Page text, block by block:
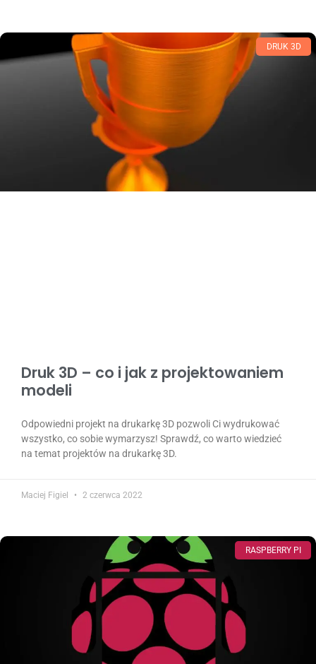
DRUK 3D
Druk 3D – co i jak z projektowaniem
modeli
Odpowiedni projekt na drukarkę 3D pozwoli Ci wydrukować
wszystko, co sobie wymarzysz! Sprawdź, co warto wiedzieć
na temat projektów na drukarkę 3D.
Maciej Figiel 2 czerwca 2022
RASPBERRY PI